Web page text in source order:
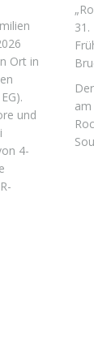
Ort in
und
4-